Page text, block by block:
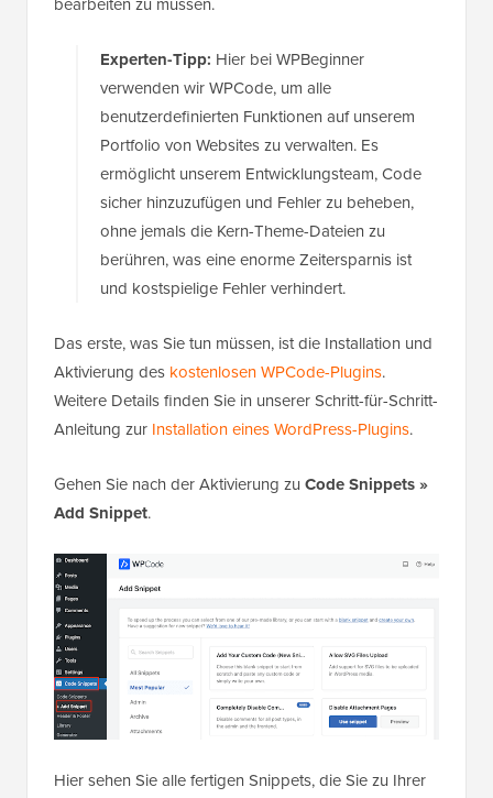
Experten-Tipp: Hier bei WPBeginner
verwenden wir WPCode, um alle
benutzerdefinierten Funktionen auf unserem
Portfolio von Websites zu verwalten. Es
ermöglicht unserem Entwicklungsteam, Code
sicher hinzuzufügen und Fehler zu beheben,
ohne jemals die Kern-Theme-Dateien zu
berühren, was eine enorme Zeitersparnis ist
und kostspielige Fehler verhindert.
Das erste, was Sie tun müssen, ist die Installation und
Aktivierung des kostenlosen WPCode-Plugins.
Weitere Details finden Sie in unserer Schritt-für-Schritt-
Anleitung zur Installation eines WordPress-Plugins.
Gehen Sie nach der Aktivierung zu Code Snippets »
Add Snippet.
Hier sehen Sie alle fertigen Snippets, die Sie zu Ihrer